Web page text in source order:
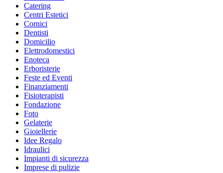
Catering
Centri Estetici
Cornici
Dentisti
Domicilio
Elettrodomestici
Enoteca
Erboristerie
Feste ed Eventi
Finanziamenti
Fisioterapisti
Fondazione
Foto
Gelaterie
Gioiellerie
Idee Regalo
Idraulici
Impianti di sicurezza
Imprese di pulizie